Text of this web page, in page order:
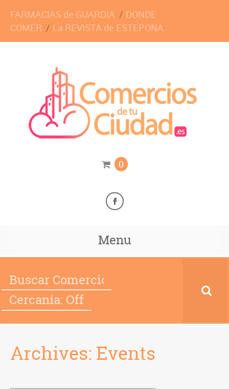
FARMACIAS de GUARDIA
DONDE
COMER
La REVISTA de ESTEPONA
0
Menu
Cercanía: Off
Archives: Events